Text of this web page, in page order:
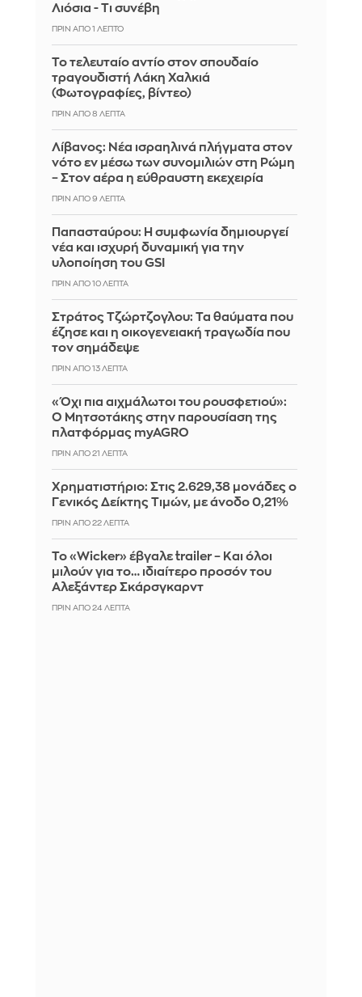
Λιόσια - Τι συνέβη
ΠΡΙΝ ΑΠΌ 1 ΛΕΠΤΌ
Το τελευταίο αντίο στον σπουδαίο
τραγουδιστή Λάκη Χαλκιά
(Φωτογραφίες, βίντεο)
ΠΡΙΝ ΑΠΌ 8 ΛΕΠΤΆ
Λίβανος: Νέα ισραηλινά πλήγματα στον
νότο εν μέσω των συνομιλιών στη Ρώμη
– Στον αέρα η εύθραυστη εκεχειρία
ΠΡΙΝ ΑΠΌ 9 ΛΕΠΤΆ
Παπασταύρου: Η συμφωνία δημιουργεί
νέα και ισχυρή δυναμική για την
υλοποίηση του GSI
ΠΡΙΝ ΑΠΌ 10 ΛΕΠΤΆ
Στράτος Τζώρτζογλου: Τα θαύματα που
έζησε και η οικογενειακή τραγωδία που
τον σημάδεψε
ΠΡΙΝ ΑΠΌ 13 ΛΕΠΤΆ
«Όχι πια αιχμάλωτοι του ρουσφετιού»:
Ο Μητσοτάκης στην παρουσίαση της
πλατφόρμας myAGRO
ΠΡΙΝ ΑΠΌ 21 ΛΕΠΤΆ
Χρηματιστήριο: Στις 2.629,38 μονάδες ο
Γενικός Δείκτης Τιμών, με άνοδο 0,21%
ΠΡΙΝ ΑΠΌ 22 ΛΕΠΤΆ
Το «Wicker» έβγαλε trailer – Και όλοι
μιλούν για το… ιδιαίτερο προσόν του
Αλεξάντερ Σκάρσγκαρντ
ΠΡΙΝ ΑΠΌ 25 ΛΕΠΤΆ